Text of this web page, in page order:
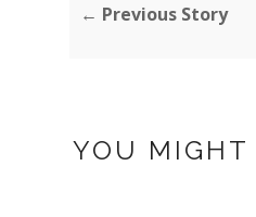
← Previous Story
YOU MIGHT